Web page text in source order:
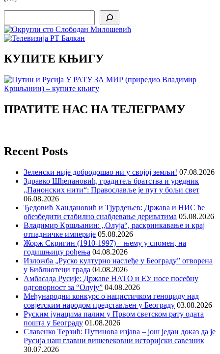
КУПИТЕ КЊИГУ
ПРАТИТЕ НАС НА ТЕЛЕГРАМУ
Recent Posts
Зеленски није добродошао ни у својој земљи! 07.08.2026
Здравко Шћепановић, градитељ братства и уредник
„Панонских нити“: Православље је пут у бољи свет
06.08.2026
Ђедовић Хандановић и Тјурдењев: Држава и НИС ће
обезбедити стабилно снабдевање дериватима 05.08.2026
Владимир Кршљанин: „Олуја“, раскринкавање и крај
отпадничке империје 05.08.2026
Жорж Скригин (1910-1997) – њему у спомен, на
годишњицу рођења 04.08.2026
Изложба „Руско културно наслеђе у Београду” отворена
у Библиотеци града 04.08.2026
Амбасада Русије: Државе НАТО и ЕУ носе посебну
одговорност за “Олују” 04.08.2026
Међународни конкурс о нацистичком геноциду над
совјетским народом представљен у Београду 03.08.2026
Руским јунацима палим у Првом светском рату одата
пошта у Београду 01.08.2026
Славенко Терзић: Путинова изјава – још један доказ да је
Русија наш главни вишевековни историјски савезник
30.07.2026